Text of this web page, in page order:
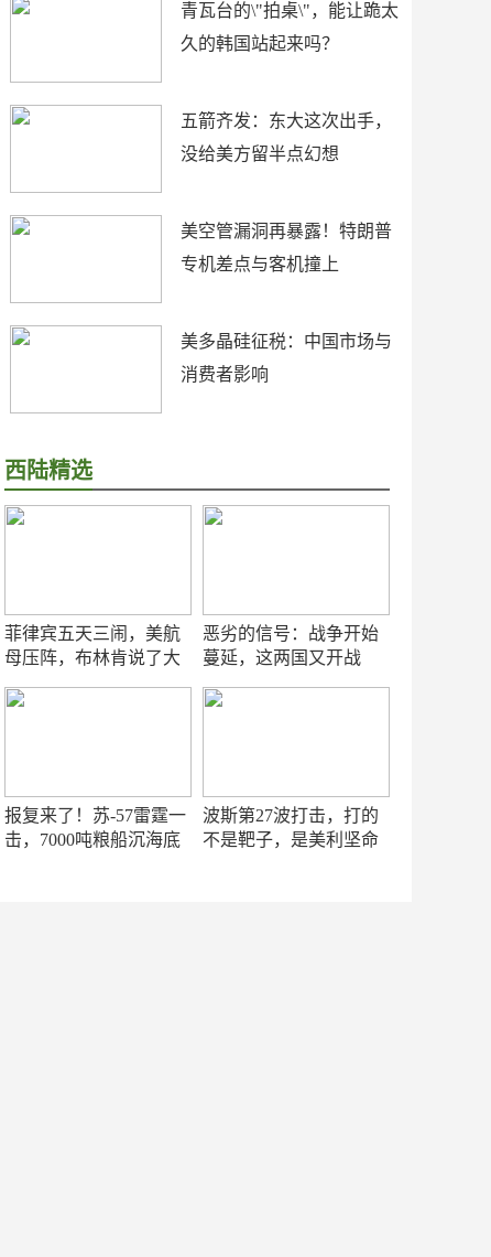
青瓦台的\"拍桌\"，能让跪太
久的韩国站起来吗？
五箭齐发：东大这次出手，
没给美方留半点幻想
美空管漏洞再暴露！特朗普
专机差点与客机撞上
美多晶硅征税：中国市场与
消费者影响
西陆精选
菲律宾五天三闹，美航
母压阵，布林肯说了大
恶劣的信号：战争开始
蔓延，这两国又开战
报复来了！苏-57雷霆一
击，7000吨粮船沉海底
波斯第27波打击，打的
不是靶子，是美利坚命